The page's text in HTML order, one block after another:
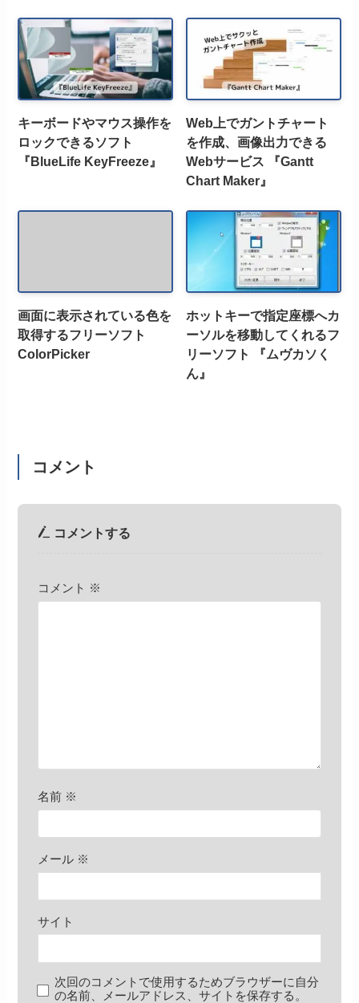
キーボードやマウス操作を
ロックできるソフト
『BlueLife KeyFreeze』
Web上でガントチャート
を作成、画像出力できる
Webサービス 『Gantt
Chart Maker』
画面に表示されている色を
取得するフリーソフト
ColorPicker
ホットキーで指定座標へカ
ーソルを移動してくれるフ
リーソフト 『ムヴカソく
ん』
コメント
コメントする
コメント ※
名前 ※
メール ※
サイト
次回のコメントで使用するためブラウザーに自分
の名前、メールアドレス、サイトを保存する。